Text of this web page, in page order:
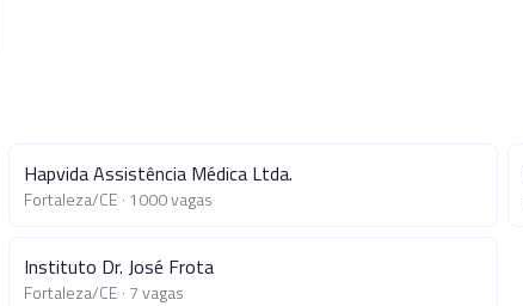
Hapvida Assistência Médica Ltda.
Fortaleza/CE · 1000vagas
Instituto Dr. José Frota
Fortaleza/CE · 7vagas